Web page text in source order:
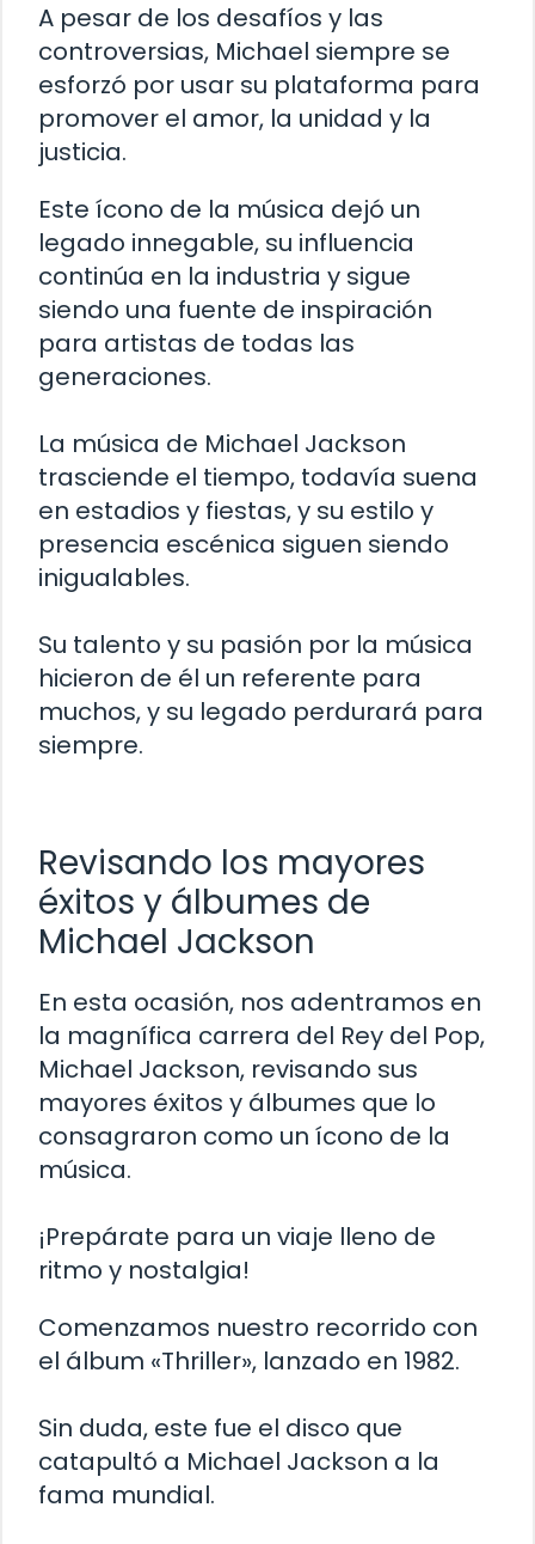
A pesar de los desafíos y las
controversias, Michael siempre se
esforzó por usar su plataforma para
promover el amor, la unidad y la
justicia.
Este ícono de la música dejó un
legado innegable, su influencia
continúa en la industria y sigue
siendo una fuente de inspiración
para artistas de todas las
generaciones.
La música de Michael Jackson
trasciende el tiempo, todavía suena
en estadios y fiestas, y su estilo y
presencia escénica siguen siendo
inigualables.
Su talento y su pasión por la música
hicieron de él un referente para
muchos, y su legado perdurará para
siempre.
Revisando los mayores
éxitos y álbumes de
Michael Jackson
En esta ocasión, nos adentramos en
la magnífica carrera del Rey del Pop,
Michael Jackson, revisando sus
mayores éxitos y álbumes que lo
consagraron como un ícono de la
música.
¡Prepárate para un viaje lleno de
ritmo y nostalgia!
Comenzamos nuestro recorrido con
el álbum «Thriller», lanzado en 1982.
Sin duda, este fue el disco que
catapultó a Michael Jackson a la
fama mundial.